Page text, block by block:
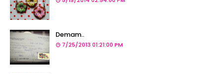
Demam..
7/25/2013 01:21:00 PM